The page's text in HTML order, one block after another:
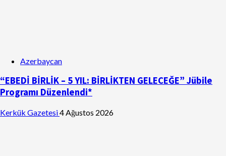
Azerbaycan
“EBEDİ BİRLİK – 5 YIL: BİRLİKTEN GELECEĞE” Jübile
Programı Düzenlendi*
Kerkük Gazetesi4 Ağustos 2026